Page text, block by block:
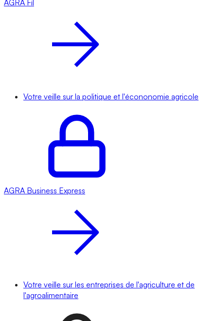
AGRA Fil
Votre veille sur la politique et l'écononomie agricole
AGRA Business Express
Votre veille sur les entreprises de l'agriculture et de
l'agroalimentaire